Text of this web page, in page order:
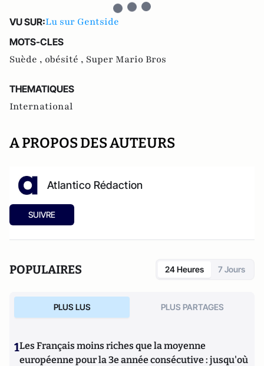
VU SUR:Lu sur Gentside
MOTS-CLES
Suède , obésité , Super Mario Bros
THEMATIQUES
International
A PROPOS DES AUTEURS
Atlantico Rédaction
SUIVRE
POPULAIRES 24 Heures 7 Jours
PLUS LUS PLUS PARTAGES
1Les Français moins riches que la moyenne
européenne pour la 3e année consécutive : jusqu'où